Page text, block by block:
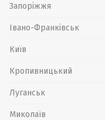
Запоріжжя
Івано-Франківськ
Київ
Кропивницький
Луганськ
Миколаїв